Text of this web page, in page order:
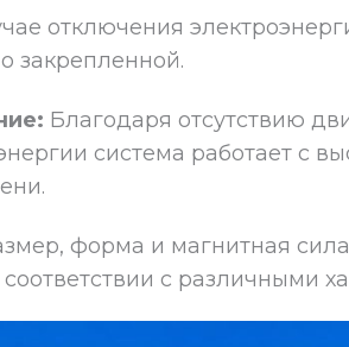
отключения
закрепленной.
Благодаря отсутствию
система работает с
форма и магнитная
с различными